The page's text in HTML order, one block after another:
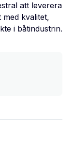
att leverera
kvalitet,
i båtindustrin.